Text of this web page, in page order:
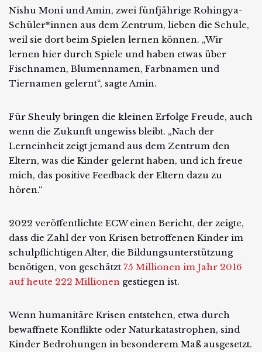
Nishu Moni und Amin, zwei fünfjährige Rohingya-
Schüler*innen aus dem Zentrum, lieben die Schule,
weil sie dort beim Spielen lernen können. „Wir
lernen hier durch Spiele und haben etwas über
Fischnamen, Blumennamen, Farbnamen und
Tiernamen gelernt“, sagte Amin.
Für Sheuly bringen die kleinen Erfolge Freude, auch
wenn die Zukunft ungewiss bleibt. „Nach der
Lerneinheit zeigt jemand aus dem Zentrum den
Eltern, was die Kinder gelernt haben, und ich freue
mich, das positive Feedback der Eltern dazu zu
hören.“
2022 veröffentlichte ECW einen Bericht, der zeigte,
dass die Zahl der von Krisen betroffenen Kinder im
schulpflichtigen Alter, die Bildungsunterstützung
benötigen, von geschätzt 75 Millionen im Jahr 2016
auf heute 222 Millionen gestiegen ist.
Wenn humanitäre Krisen entstehen, etwa durch
bewaffnete Konflikte oder Naturkatastrophen, sind
Kinder Bedrohungen in besonderem Maß ausgesetzt.